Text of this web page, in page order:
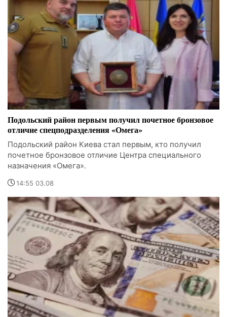
Подольский район первым получил почетное бронзовое
отличие спецподразделения «Омега»
Подольский район Киева стал первым, кто получил
почетное бронзовое отличие Центра специального
назначения «Омега».
14:55 03.08